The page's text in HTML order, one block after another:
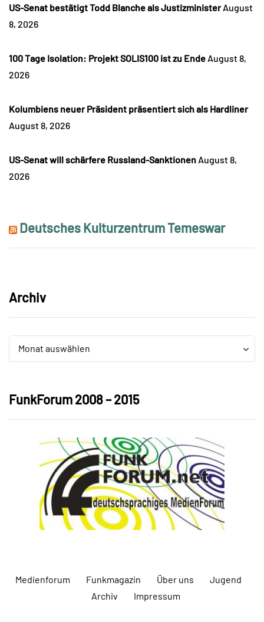
US-Senat bestätigt Todd Blanche als Justizminister August
8, 2026
100 Tage Isolation: Projekt SOLIS100 ist zu Ende August 8,
2026
Kolumbiens neuer Präsident präsentiert sich als Hardliner
August 8, 2026
US-Senat will schärfere Russland-Sanktionen August 8,
2026
Deutsches Kulturzentrum Temeswar
Archiv
Archiv
Monat auswählen
Archiv
FunkForum 2008 – 2015
Medienforum Funkmagazin Über uns
Jugend
Archiv
Impressum